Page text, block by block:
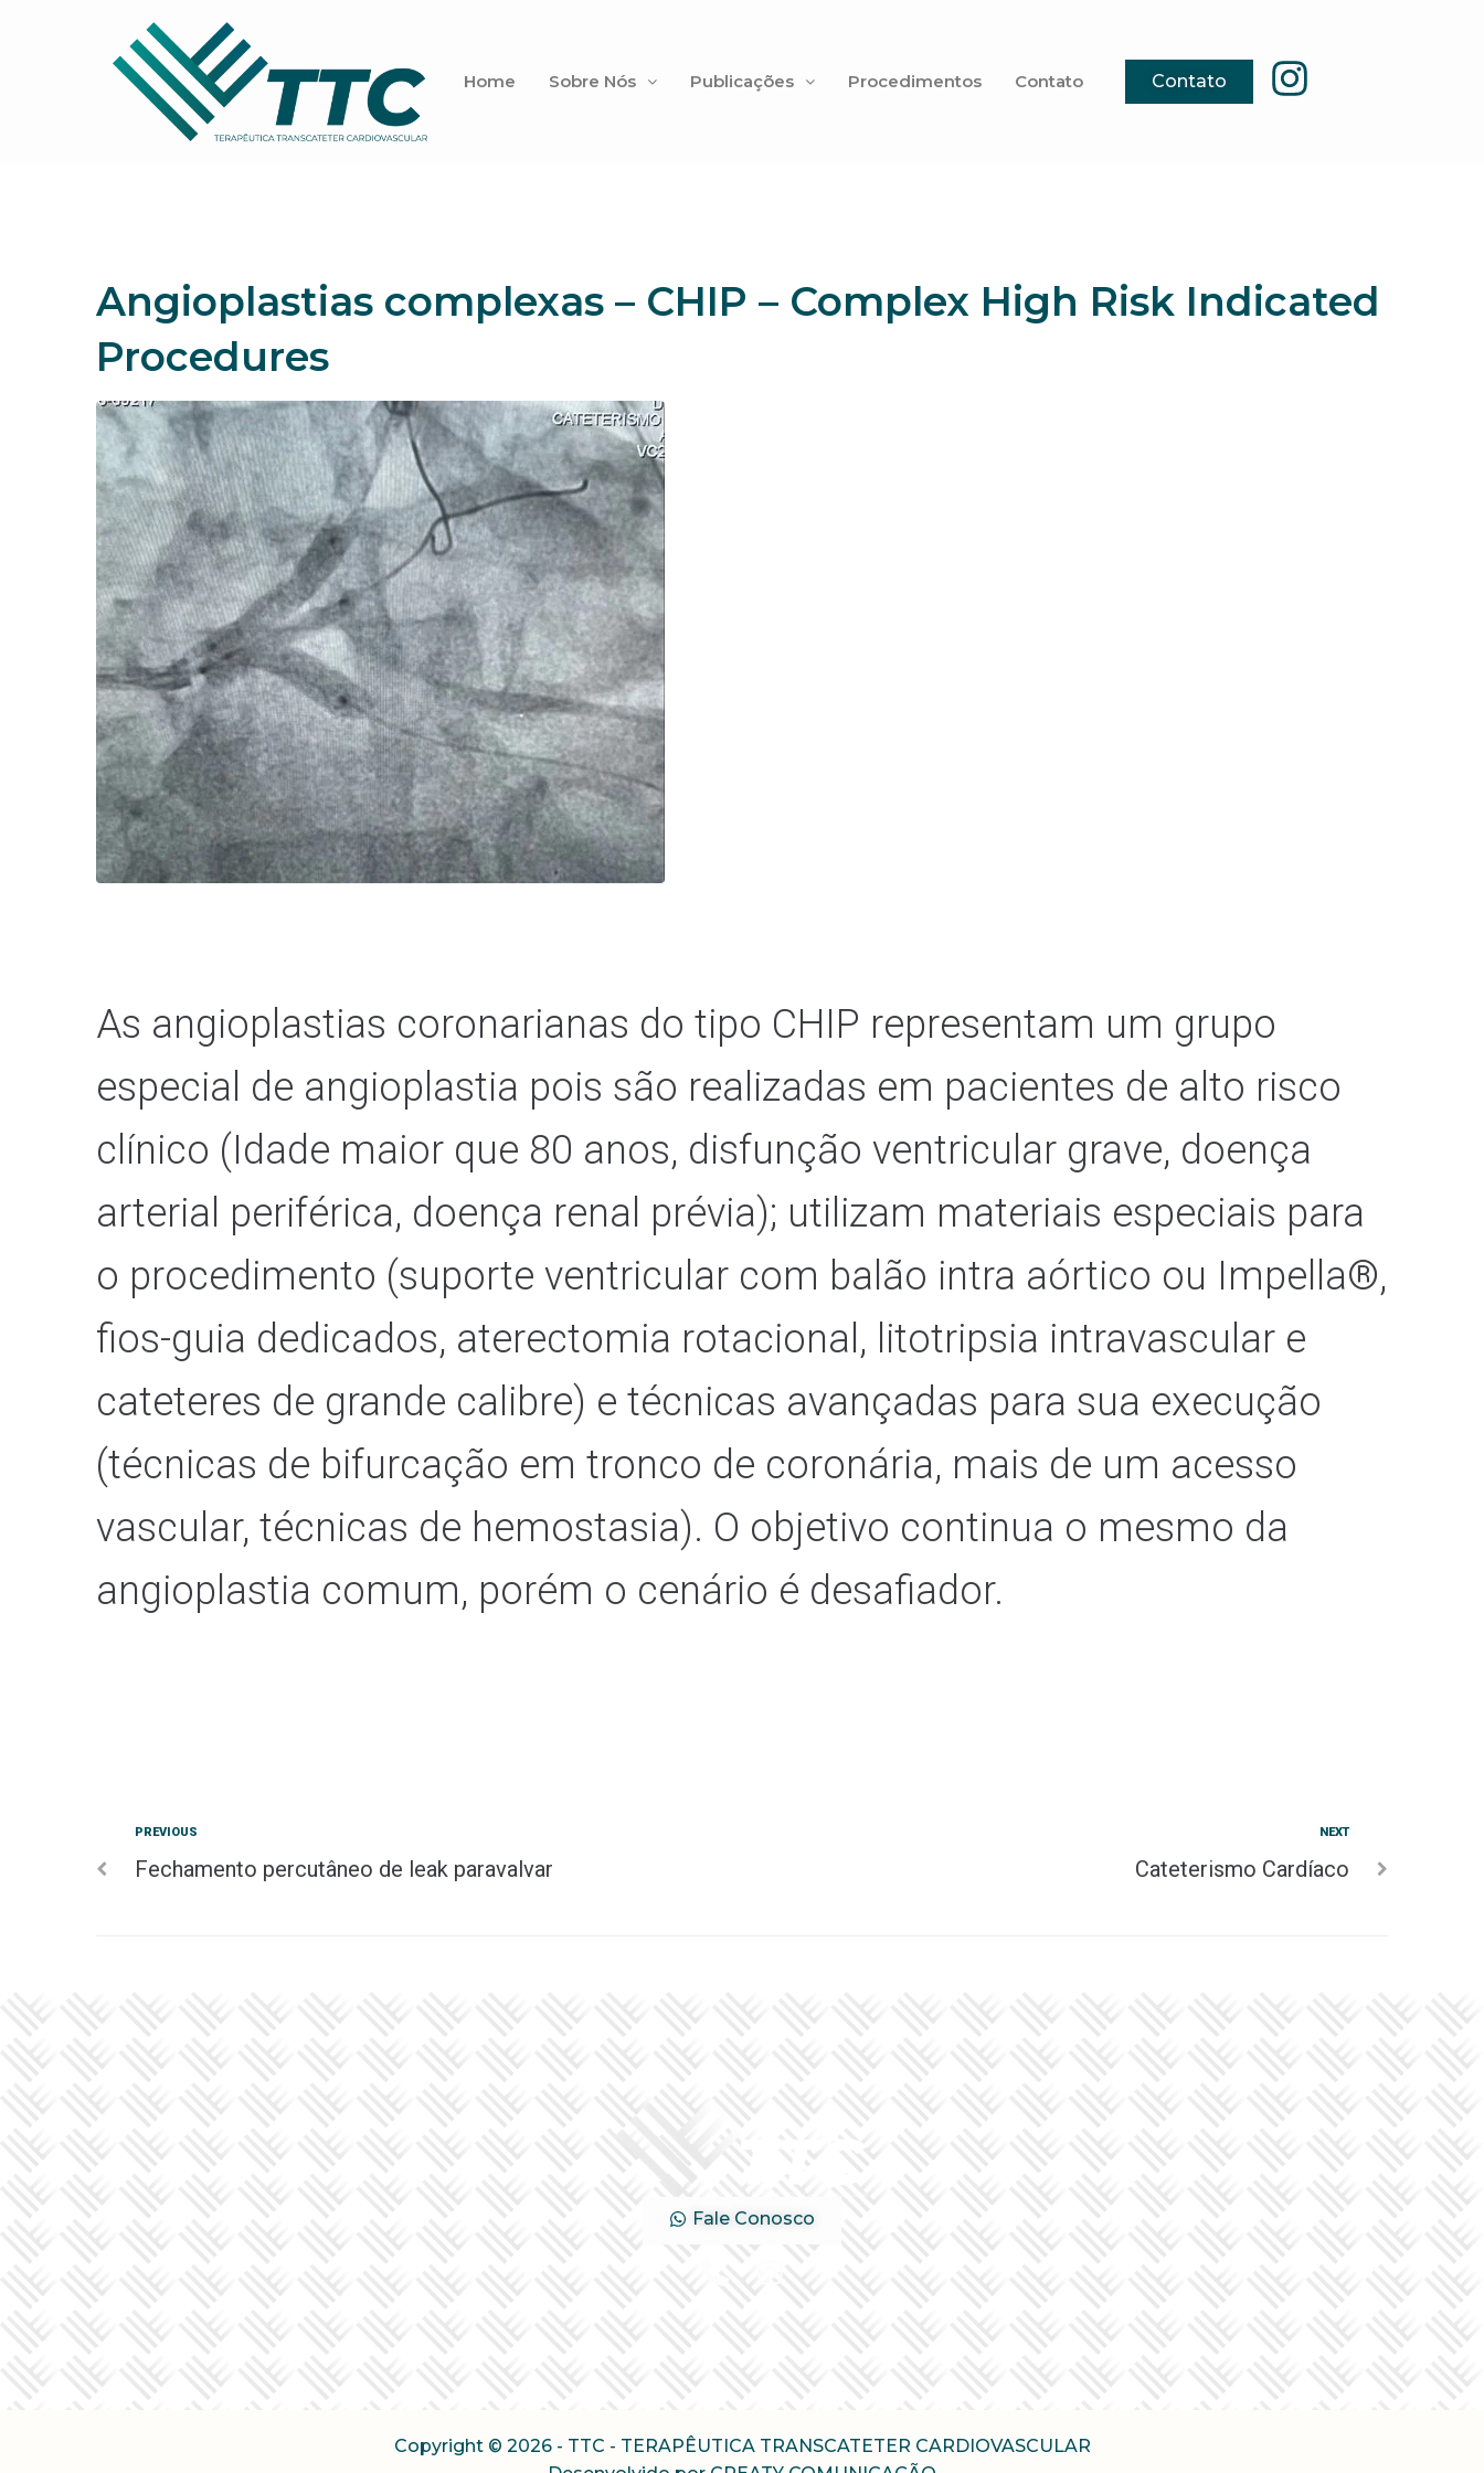
Home Sobre Nós Publicações Procedimentos Contato Contato
Angioplastias complexas – CHIP – Complex High Risk Indicated
Procedures
As angioplastias coronarianas do tipo CHIP representam um grupo
especial de angioplastia pois são realizadas em pacientes de alto risco
clínico (Idade maior que 80 anos, disfunção ventricular grave, doença
arterial periférica, doença renal prévia); utilizam materiais especiais para
o procedimento (suporte ventricular com balão intra aórtico ou Impella®,
fios-guia dedicados, aterectomia rotacional, litotripsia intravascular e
cateteres de grande calibre) e técnicas avançadas para sua execução
(técnicas de bifurcação em tronco de coronária, mais de um acesso
vascular, técnicas de hemostasia). O objetivo continua o mesmo da
angioplastia comum, porém o cenário é desafiador.
PREVIOUS
Fechamento percutâneo de leak paravalvar
NEXT
Cateterismo Cardíaco
Fale Conosco
Copyright © 2026 - TTC - TERAPÊUTICA TRANSCATETER CARDIOVASCULAR